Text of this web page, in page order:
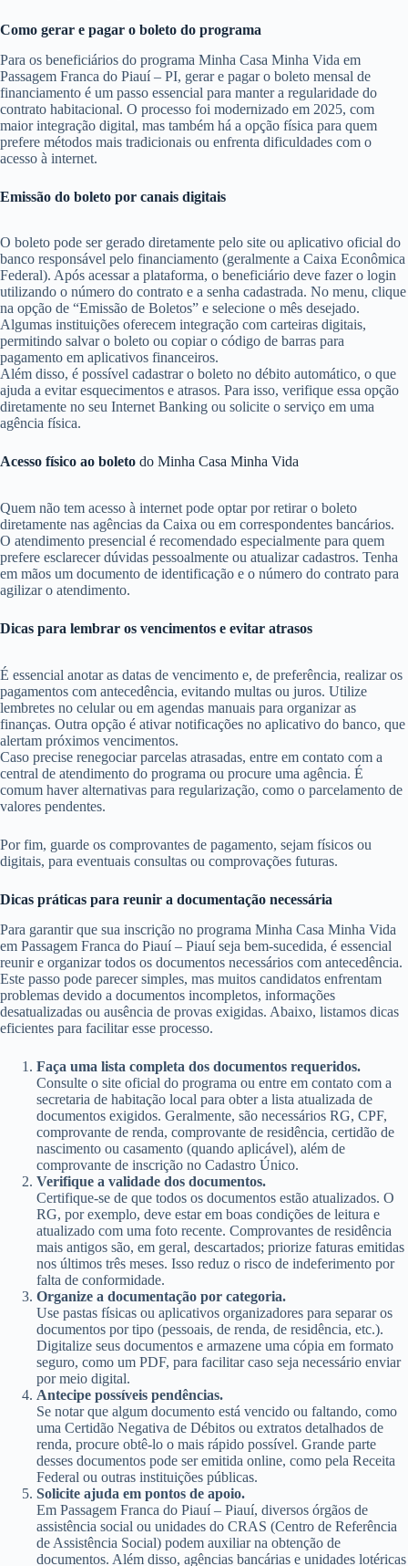
Como gerar e pagar o boleto do programa
Para os beneficiários do programa Minha Casa Minha Vida em
Passagem Franca do Piauí – PI, gerar e pagar o boleto mensal de
financiamento é um passo essencial para manter a regularidade do
contrato habitacional. O processo foi modernizado em 2025, com
maior integração digital, mas também há a opção física para quem
prefere métodos mais tradicionais ou enfrenta dificuldades com o
acesso à internet.
Emissão do boleto por canais digitais
O boleto pode ser gerado diretamente pelo site ou aplicativo oficial do
banco responsável pelo financiamento (geralmente a Caixa Econômica
Federal). Após acessar a plataforma, o beneficiário deve fazer o login
utilizando o número do contrato e a senha cadastrada. No menu, clique
na opção de “Emissão de Boletos” e selecione o mês desejado.
Algumas instituições oferecem integração com carteiras digitais,
permitindo salvar o boleto ou copiar o código de barras para
pagamento em aplicativos financeiros.
Além disso, é possível cadastrar o boleto no débito automático, o que
ajuda a evitar esquecimentos e atrasos. Para isso, verifique essa opção
diretamente no seu Internet Banking ou solicite o serviço em uma
agência física.
Acesso físico ao boleto do Minha Casa Minha Vida
Quem não tem acesso à internet pode optar por retirar o boleto
diretamente nas agências da Caixa ou em correspondentes bancários.
O atendimento presencial é recomendado especialmente para quem
prefere esclarecer dúvidas pessoalmente ou atualizar cadastros. Tenha
em mãos um documento de identificação e o número do contrato para
agilizar o atendimento.
Dicas para lembrar os vencimentos e evitar atrasos
É essencial anotar as datas de vencimento e, de preferência, realizar os
pagamentos com antecedência, evitando multas ou juros. Utilize
lembretes no celular ou em agendas manuais para organizar as
finanças. Outra opção é ativar notificações no aplicativo do banco, que
alertam próximos vencimentos.
Caso precise renegociar parcelas atrasadas, entre em contato com a
central de atendimento do programa ou procure uma agência. É
comum haver alternativas para regularização, como o parcelamento de
valores pendentes.
Por fim, guarde os comprovantes de pagamento, sejam físicos ou
digitais, para eventuais consultas ou comprovações futuras.
Dicas práticas para reunir a documentação necessária
Para garantir que sua inscrição no programa Minha Casa Minha Vida
em Passagem Franca do Piauí – Piauí seja bem-sucedida, é essencial
reunir e organizar todos os documentos necessários com antecedência.
Este passo pode parecer simples, mas muitos candidatos enfrentam
problemas devido a documentos incompletos, informações
desatualizadas ou ausência de provas exigidas. Abaixo, listamos dicas
eficientes para facilitar esse processo.
Faça uma lista completa dos documentos requeridos.
Consulte o site oficial do programa ou entre em contato com a
secretaria de habitação local para obter a lista atualizada de
documentos exigidos. Geralmente, são necessários RG, CPF,
comprovante de renda, comprovante de residência, certidão de
nascimento ou casamento (quando aplicável), além de
comprovante de inscrição no Cadastro Único.
Verifique a validade dos documentos.
Certifique-se de que todos os documentos estão atualizados. O
RG, por exemplo, deve estar em boas condições de leitura e
atualizado com uma foto recente. Comprovantes de residência
mais antigos são, em geral, descartados; priorize faturas emitidas
nos últimos três meses. Isso reduz o risco de indeferimento por
falta de conformidade.
Organize a documentação por categoria.
Use pastas físicas ou aplicativos organizadores para separar os
documentos por tipo (pessoais, de renda, de residência, etc.).
Digitalize seus documentos e armazene uma cópia em formato
seguro, como um PDF, para facilitar caso seja necessário enviar
por meio digital.
Antecipe possíveis pendências.
Se notar que algum documento está vencido ou faltando, como
uma Certidão Negativa de Débitos ou extratos detalhados de
renda, procure obtê-lo o mais rápido possível. Grande parte
desses documentos pode ser emitida online, como pela Receita
Federal ou outras instituições públicas.
Solicite ajuda em pontos de apoio.
Em Passagem Franca do Piauí – Piauí, diversos órgãos de
assistência social ou unidades do CRAS (Centro de Referência
de Assistência Social) podem auxiliar na obtenção de
documentos. Além disso, agências bancárias e unidades lotéricas